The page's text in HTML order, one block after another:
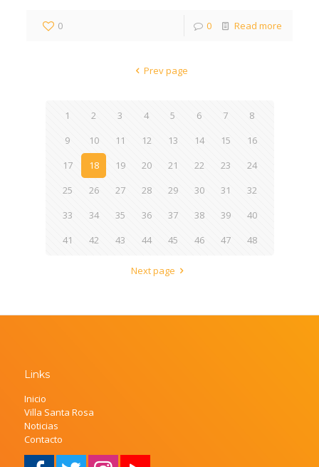
0 0 Read more
Prev page
1 2 3 4 5 6 7
8
9
10 11 12 13 14 15
16
17
18 19 20 21 22 23
24
25
26 27 28 29 30 31
32
33
34 35 36 37 38 39
40
41
42 43 44 45 46 47 48
Next page
Links
Inicio
Villa Santa Rosa
Noticias
Contacto